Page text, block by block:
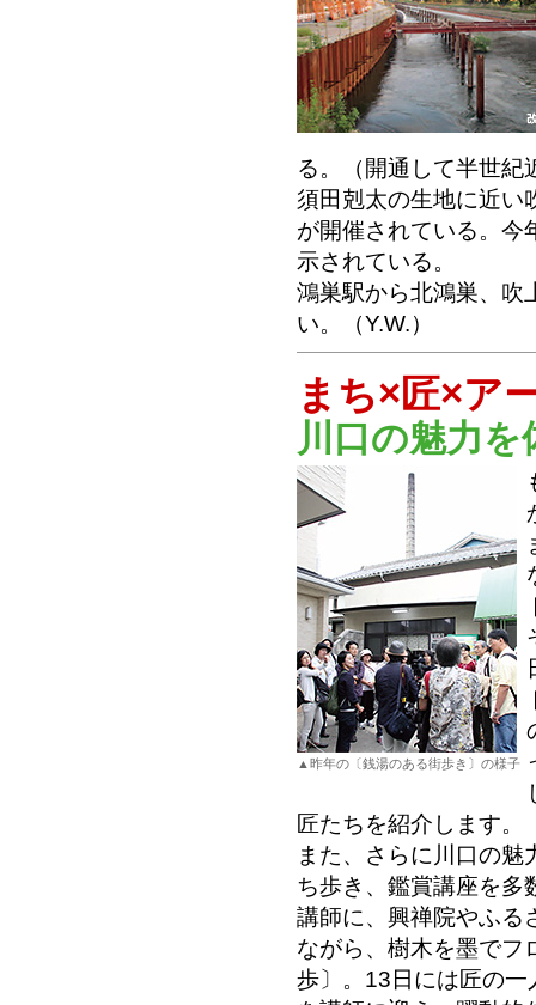
る。（開通して半世紀
須田剋太の生地に近い
が開催されている。今
示されている。
鴻巣駅から北鴻巣、吹
い。（Y.W.）
まち×匠×ア
川口の魅力
▲昨年の〔銭湯のある街歩き〕の様子
匠たちを紹介します。
また、さらに川口の
ち歩き、鑑賞講座を多
講師に、興禅院やふる
ながら、樹木を墨でフ
歩〕。13日には匠の